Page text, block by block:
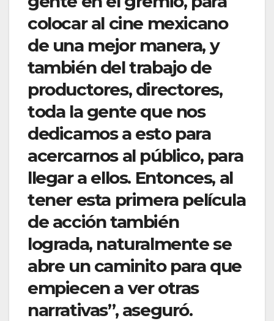
colocar al cine mexicano
de una mejor manera, y
también del trabajo de
productores, directores,
toda la gente que nos
dedicamos a esto para
acercarnos al público, para
llegar a ellos. Entonces, al
tener esta primera película
de acción también
lograda, naturalmente se
abre un caminito para que
empiecen a ver otras
narrativas”, aseguró.